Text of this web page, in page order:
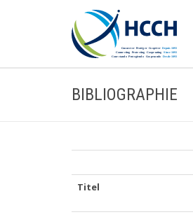
BIBLIOGRAPHIE
Titel